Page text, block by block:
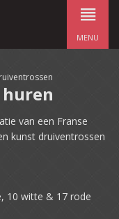
MENU
van een Franse
kunst druiventrossen
10 witte & 17 rode